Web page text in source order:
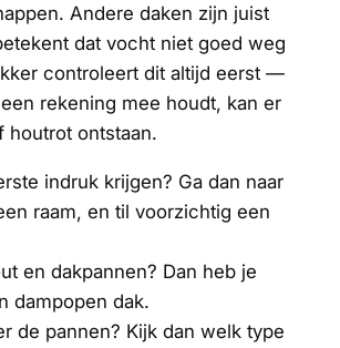
Andere daken zijn juist
dat vocht niet goed weg
controleert dit altijd eerst —
rekening mee houdt, kan er
houtrot ontstaan.
indruk krijgen? Ga dan naar
raam, en til voorzichtig een
en dakpannen? Dan heb je
dampopen dak.
de pannen? Kijk dan welk type